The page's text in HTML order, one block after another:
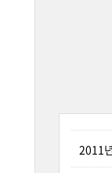
2011